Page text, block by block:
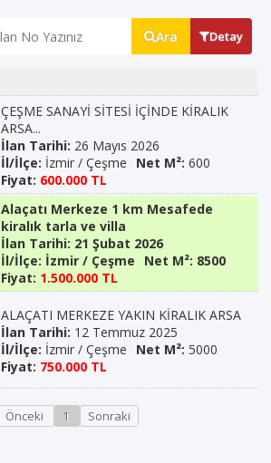
Ara Detay
ÇEŞME SANAYİ SİTESİ İÇİNDE KİRALIK
ARSA...
İlan Tarihi: 26 Mayıs 2026
İl/İlçe: İzmir / Çeşme Net M²: 600
Fiyat: 600.000 TL
Alaçatı Merkeze 1 km Mesafede
kiralık tarla ve villa
İlan Tarihi: 21 Şubat 2026
İl/İlçe: İzmir / Çeşme Net M²: 8500
Fiyat: 1.500.000 TL
ALAÇATI MERKEZE YAKIN KİRALIK ARSA
İlan Tarihi: 12 Temmuz 2025
İl/İlçe: İzmir / Çeşme Net M²: 5000
Fiyat: 750.000 TL
Önceki 1 Sonraki